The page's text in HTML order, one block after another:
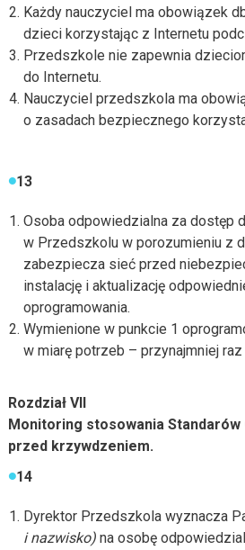
Każdy nauczyciel ma obowiązek
dzieci korzystając z Internetu
Przedszkole nie zapewnia
do Internetu.
Nauczyciel przedszkola ma
o zasadach bezpiecznego
13
Osoba odpowiedzialna za dostęp
w Przedszkolu w porozumieniu z
zabezpiecza sieć przed
instalację i aktualizację
oprogramowania.
Wymienione w punkcie 1
w miarę potrzeb – przynajmniej
Rozdział VII
Monitoring stosowania Standarów
przed krzywdzeniem.
14
Dyrektor Przedszkola wyznacza
i nazwisko)na osobę